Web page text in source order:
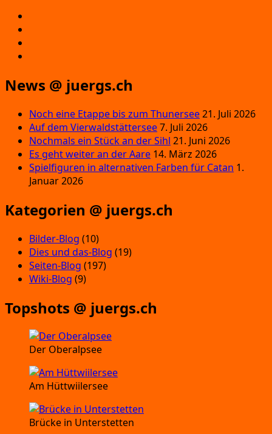
News @ juergs.ch
Noch eine Etappe bis zum Thunersee21. Juli 2026
Auf dem Vierwaldstättersee7. Juli 2026
Nochmals ein Stück an der Sihl 21. Juni 2026
Es geht weiter an der Aare 14. März 2026
Spielfiguren in alternativen Farben für Catan 1.
Januar 2026
Kategorien @ juergs.ch
Bilder-Blog (10)
Dies und das-Blog (19)
Seiten-Blog (197)
Wiki-Blog (9)
Topshots @ juergs.ch
Der Oberalpsee
Am Hüttwiilersee
Brücke in Unterstetten